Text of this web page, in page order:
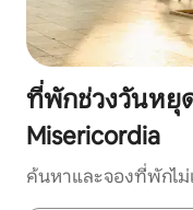
ที่พักช่วงวันหยุ
Misericordia
ค้นหาและจองที่พักไม่